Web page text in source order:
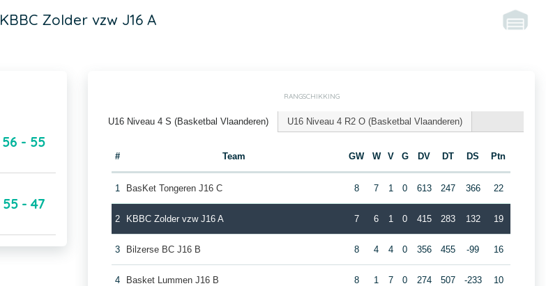
KBBC Zolder vzw J16 A
56 - 55
55 - 47
RANGSCHIKKING
U16 Niveau 4 S (Basketbal Vlaanderen) U16 Niveau 4 R2 O (Basketbal Vlaanderen)
# Team GW W V G DV DT DS Ptn
1 BasKet Tongeren J16 C 8 7 1 0 613 247 366 22
2 KBBC Zolder vzw J16 A 7 6 1 0 415 283 132 19
3 Bilzerse BC J16 B 8 4 4 0 356 455 -99 16
4 Basket Lummen J16 B 8 1 7 0 274 507 -233 10